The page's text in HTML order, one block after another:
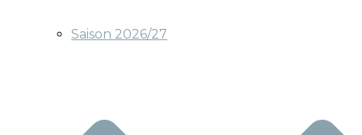
Saison 2026/27